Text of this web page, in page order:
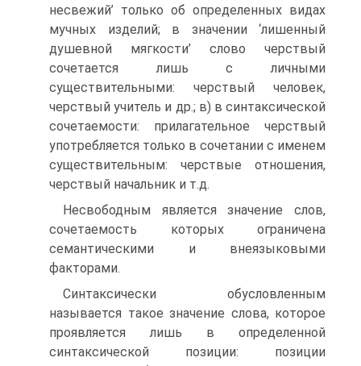
несвежий’ только об определенных видах
мучных изделий; в значении ‘лишенный
душевной мягкости’ слово черствый
сочетается лишь с личными
существительными: черствый человек,
черствый учитель и др.; в) в синтаксической
сочетаемости: прилагательное черствый
употребляется только в сочетании с именем
существительным: черствые отношения,
черствый начальник и т.д.
Несвободным является значение слов,
сочетаемость которых ограничена
семантическими и внеязыковыми
факторами.
Синтаксически обусловленным
называется такое значение слова, которое
проявляется лишь в определенной
синтаксической позиции: позиции